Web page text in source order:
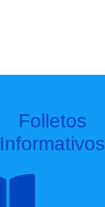
Folletos
Informativos